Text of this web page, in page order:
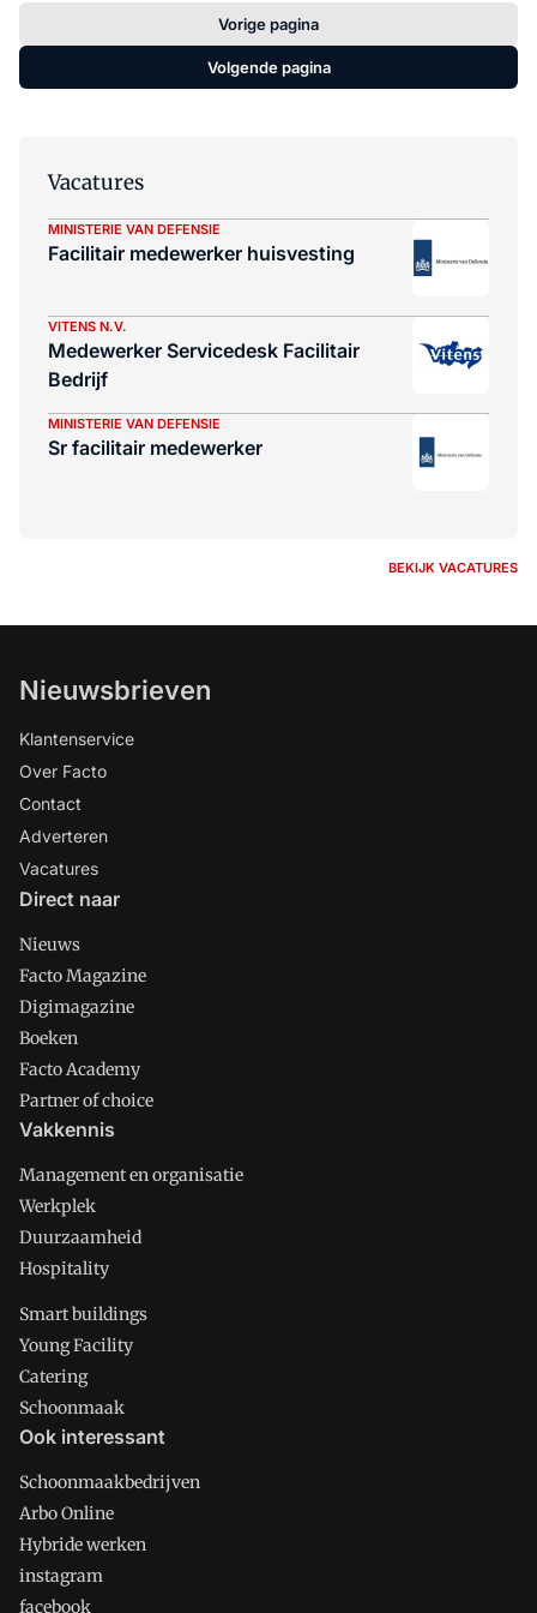
Vorige pagina
Volgende pagina
Vacatures
MINISTERIE VAN DEFENSIE
Facilitair medewerker huisvesting
VITENS N.V.
Medewerker Servicedesk Facilitair
Bedrijf
MINISTERIE VAN DEFENSIE
Sr facilitair medewerker
BEKIJK VACATURES
Nieuwsbrieven
Klantenservice
Over Facto
Contact
Adverteren
Vacatures
Direct naar
Nieuws
Facto Magazine
Digimagazine
Boeken
Facto Academy
Partner of choice
Vakkennis
Management en organisatie
Werkplek
Duurzaamheid
Hospitality
Smart buildings
Young Facility
Catering
Schoonmaak
Ook interessant
Schoonmaakbedrijven
Arbo Online
Hybride werken
instagram
facebook